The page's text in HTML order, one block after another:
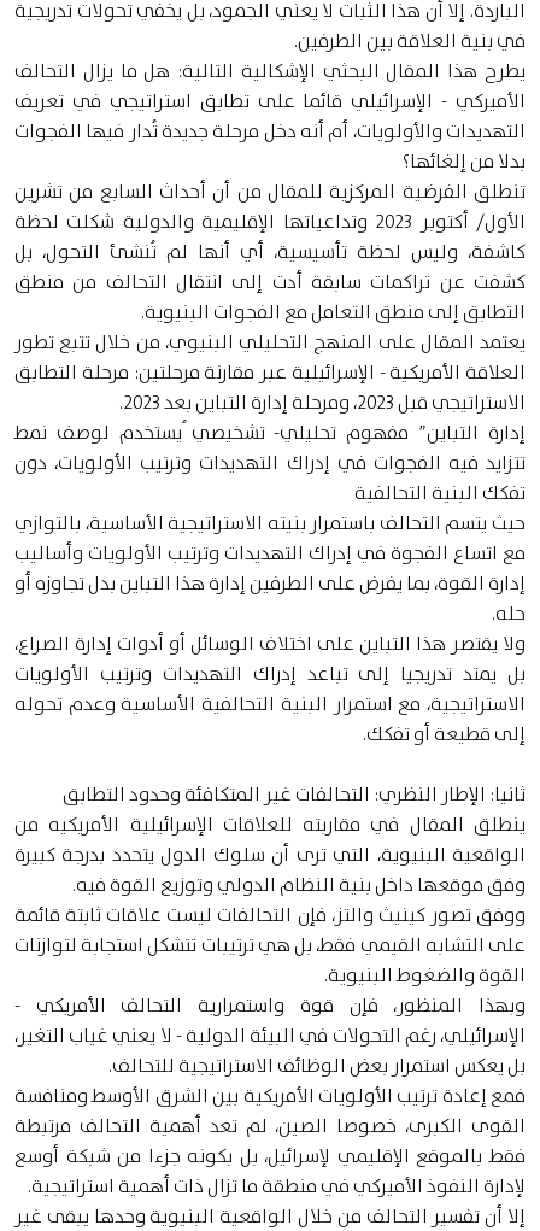
الباردة. إلا أن هذا الثبات لا يعني الجمود، بل يخفي تحولات تدريجية
في بنية العلاقة بين الطرفين.
يطرح هذا المقال البحثي الإشكالية التالية: هل ما يزال التحالف
الأميركي - الإسرائيلي قائما على تطابق استراتيجي في تعريف
التهديدات والأولويات، أم أنه دخل مرحلة جديدة تُدار فيها الفجوات
بدلا من إلغائها؟
تنطلق الفرضية المركزية للمقال من أن أحداث السابع من تشرين
الأول/ أكتوبر 2023 وتداعياتها الإقليمية والدولية شكلت لحظة
كاشفة، وليس لحظة تأسيسية، أي أنها لم تُنشئ التحول، بل
كشفت عن تراكمات سابقة أدت إلى انتقال التحالف من منطق
التطابق إلى منطق التعامل مع الفجوات البنيوية.
يعتمد المقال على المنهج التحليلي البنيوي، من خلال تتبع تطور
العلاقة الأمريكية - الإسرائيلية عبر مقارنة مرحلتين: مرحلة التطابق
الاستراتيجي قبل 2023، ومرحلة إدارة التباين بعد 2023.
إدارة التباين” مفهوم تحليلي- تشخيصي ُيستخدم لوصف نمط
تتزايد فيه الفجوات في إدراك التهديدات وترتيب الأولويات، دون
تفكك البنية التحالفية
حيث يتسم التحالف باستمرار بنيته الاستراتيجية الأساسية، بالتوازي
مع اتساع الفجوة في إدراك التهديدات وترتيب الأولويات وأساليب
إدارة القوة، بما يفرض على الطرفين إدارة هذا التباين بدل تجاوزه أو
حله.
ولا يقتصر هذا التباين على اختلاف الوسائل أو أدوات إدارة الصراع،
بل يمتد تدريجيا إلى تباعد إدراك التهديدات وترتيب الأولويات
الاستراتيجية، مع استمرار البنية التحالفية الأساسية وعدم تحوله
إلى قطيعة أو تفكك.
ثانيا: الإطار النظري: التحالفات غير المتكافئة وحدود التطابق
ينطلق المقال في مقاربته للعلاقات الإسرائيلية الأمريكيه من
الواقعية البنيوية، التي ترى أن سلوك الدول يتحدد بدرجة كبيرة
وفق موقعها داخل بنية النظام الدولي وتوزيع القوة فيه.
ووفق تصور كينيث والتز، فإن التحالفات ليست علاقات ثابتة قائمة
على التشابه القيمي فقط، بل هي ترتيبات تتشكل استجابة لتوازنات
القوة والضغوط البنيوية.
وبهذا المنظور، فإن قوة واستمرارية التحالف الأمريكي -
الإسرائيلي، رغم التحولات في البيئة الدولية - لا يعني غياب التغير،
بل يعكس استمرار بعض الوظائف الاستراتيجية للتحالف.
فمع إعادة ترتيب الأولويات الأمريكية بين الشرق الأوسط ومنافسة
القوى الكبرى، خصوصا الصين، لم تعد أهمية التحالف مرتبطة
فقط بالموقع الإقليمي لإسرائيل، بل بكونه جزءا من شبكة أوسع
لإدارة النفوذ الأميركي في منطقة ما تزال ذات أهمية استراتيجية.
إلا أن تفسير التحالف من خلال الواقعية البنيوية وحدها يبقى غير